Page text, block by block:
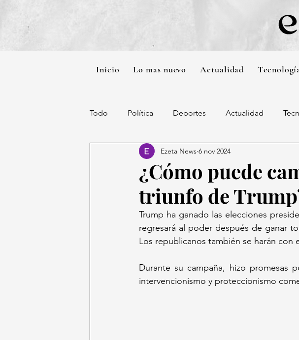
Inicio Lo mas nuevo Actualidad
Todo Política Deportes Actualidad
¿Cómo puede
triunfo de
Ezeta News 6 nov 2024
Trump ha ganado las elecciones
regresará al poder después de ganar
Los republicanos también se harán con
Durante su campaña, hizo promesas
intervencionismo y proteccionismo